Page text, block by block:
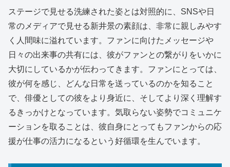
ステージで見せる洗練された姿とは対照的に、SNSや日
常のメディアで見せる新井景の素顔は、非常に親しみやす
く人間味に溢れています。ファンに向けたメッセージや
日々の出来事の共有には、彼がファンとの繋がりをいかに
大切にしているかが伝わってきます。ファンにとっては、
彼が何を感じ、どんな日常を送っているのかを知ること
で、俳優としての彼をより身近に、そしてより深く理解す
るきっかけとなっています。気取らない姿勢でコミュニケ
ーションを取ることは、彼自身にとってもファンからの応
援が仕事の活力になるという好循環を生んでいます。